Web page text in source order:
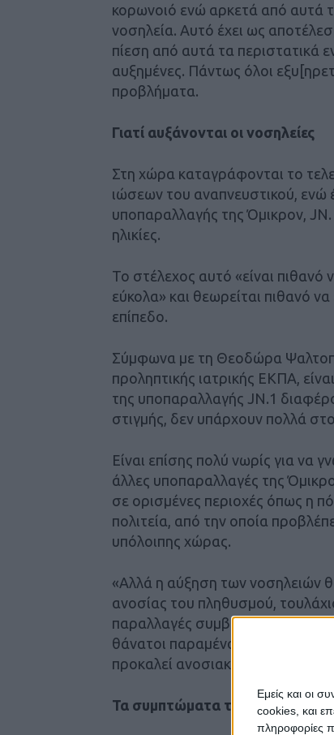
Εμείς και οι
cookies, και
πληροφορίες
κορωνοιό ενώ αρκετά από αυτά
νοσηλεία. Αυτό έχει ως
πίεση από αυτά τα περιστατικά
αυξημένες. Πάντως όλοι
προβλήματα.
Γιατί αυξάνονται οι νοσηλείες
Στη χώρα καταγράφονται το
ιώσεων του αναπνευστικού, ενώ
υποπαραλλαγής της Όμικρον, JN.
ηλικίες.
Το στέλεχος αυτό «είναι πιθανό
εύκολα» και θεωρείται πιθανό
επίπεδο.
Σύμφωνα με τη Θεοδώρα
προληπτικής ιατρικής ΕΚΠΑ,
της υποπαραλλαγής JN.1
στιγμής, δεν υπάρχουν πολλά
Είναι επίσης πολύ νωρίς για να
άλλες υποπαραλλαγές της
σε ορισμένες περιοχές όπως η
πολιτεία, από την οποία
υπόλοιπης χώρας.
«Αλλά η αύξηση των νοσηλειών
ανοσίας του πληθυσμού,
παραλλαγές συμβάλλουν
θάνατοι παραμένουν σταθεροί.
προκαλεί ανοσιακή διαφυγή».
Τα συμπτώματα της JN.1